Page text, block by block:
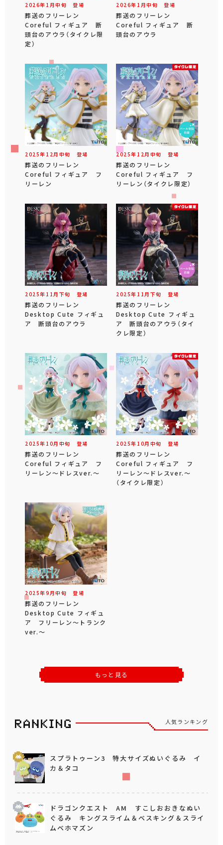
2026年 1 月中旬 登場
葬送のフリーレン
Coreful フィギュア 断
頭台のアウラ（タイクレ限
定）
2026年 1 月中旬 登場
葬送のフリーレン
Coreful フィギュア 断
頭台のアウラ
2025年 12 月 中旬 登場
葬送のフリーレン
Coreful フィギュア フ
リーレン
2025年 12 月 中旬 登場
葬送のフリーレン
Coreful フィギュア フ
リーレン（タイクレ限定）
2025年 11 月 下旬 登場
葬送のフリーレン
Desktop Cute フィギュ
ア 断頭台のアウラ
2025年 11 月 下旬 登場
葬送のフリーレン
Desktop Cute フィギュ
ア 断頭台のアウラ（タイ
クレ限定）
2025年 10月 中旬 登場
葬送のフリーレン
Coreful フィギュア フ
リーレン～ドレスver.～
2025年 10月 中旬 登場
葬送のフリーレン
Coreful フィギュア フ
リーレン～ドレスver.～
（タイクレ限定）
2025年9 月中旬 登場
葬送のフリーレン
Desktop Cute フィギュ
ア フリーレン～トランク
ver.～
もっと見る
人気ランキング
スプラトゥーン3 特大サイズぬいぐるみ イ
カ＆タコ
ドラゴンクエスト AM すこしおおきなぬい
ぐるみ キングスライム＆ベスキング＆スライ
ムベホマズン